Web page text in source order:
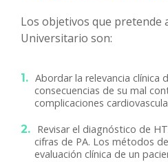
Los objetivos que pretende
Universitario son:
Abordar la relevancia clínica
consecuencias de su mal
complicaciones
Revisar el diagnóstico de
cifras de PA. Los métodos
evaluación clínica de un